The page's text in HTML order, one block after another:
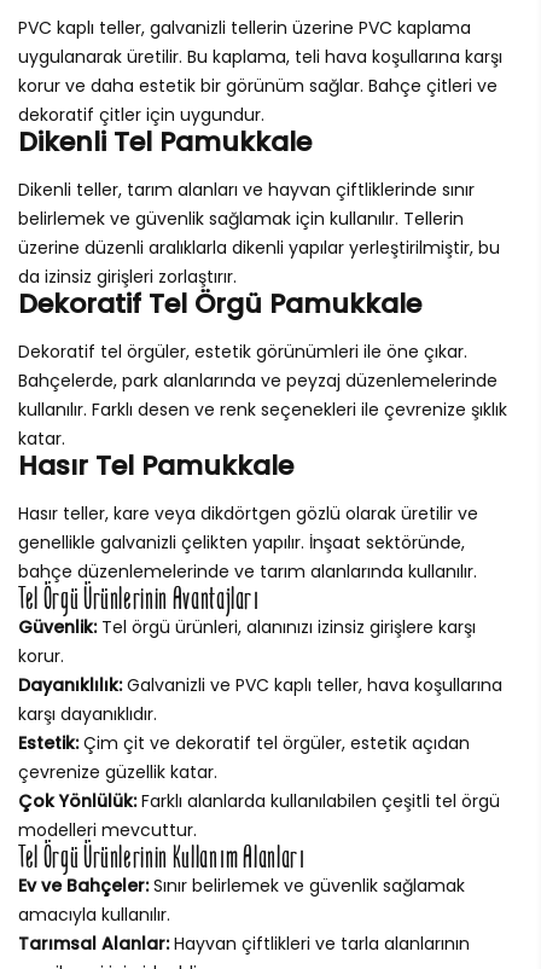
PVC kaplı teller, galvanizli tellerin üzerine PVC kaplama
uygulanarak üretilir. Bu kaplama, teli hava koşullarına karşı
korur ve daha estetik bir görünüm sağlar. Bahçe çitleri ve
dekoratif çitler için uygundur.
Dikenli Tel Pamukkale
Dikenli teller, tarım alanları ve hayvan çiftliklerinde sınır
belirlemek ve güvenlik sağlamak için kullanılır. Tellerin
üzerine düzenli aralıklarla dikenli yapılar yerleştirilmiştir, bu
da izinsiz girişleri zorlaştırır.
Dekoratif Tel Örgü Pamukkale
Dekoratif tel örgüler, estetik görünümleri ile öne çıkar.
Bahçelerde, park alanlarında ve peyzaj düzenlemelerinde
kullanılır. Farklı desen ve renk seçenekleri ile çevrenize şıklık
katar.
Hasır Tel Pamukkale
Hasır teller, kare veya dikdörtgen gözlü olarak üretilir ve
genellikle galvanizli çelikten yapılır. İnşaat sektöründe,
bahçe düzenlemelerinde ve tarım alanlarında kullanılır.
Tel Örgü Ürünlerinin Avantajları
Güvenlik:Tel örgü ürünleri, alanınızı izinsiz girişlere karşı
korur.
Dayanıklılık:Galvanizli ve PVC kaplı teller, hava koşullarına
karşı dayanıklıdır.
Estetik:Çim çit ve dekoratif tel örgüler, estetik açıdan
çevrenize güzellik katar.
Çok Yönlülük:Farklı alanlarda kullanılabilen çeşitli tel örgü
modelleri mevcuttur.
Tel Örgü Ürünlerinin Kullanım Alanları
Ev ve Bahçeler:Sınır belirlemek ve güvenlik sağlamak
amacıyla kullanılır.
Tarımsal Alanlar:Hayvan çiftlikleri ve tarla alanlarının